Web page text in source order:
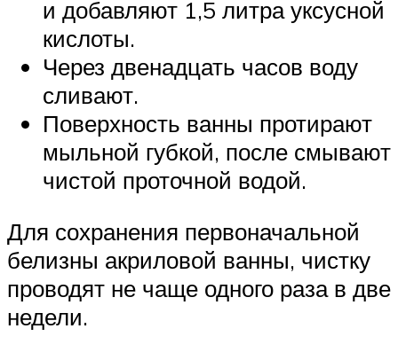
и добавляют 1,5 литра уксусной
кислоты.
Через двенадцать часов воду
сливают.
Поверхность ванны протирают
мыльной губкой, после смывают
чистой проточной водой.
Для сохранения первоначальной
белизны акриловой ванны, чистку
проводят не чаще одного раза в две
недели.